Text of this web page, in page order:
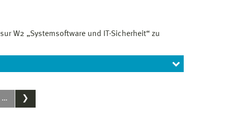
for the scientific equipment and the
der Informatik, pädagogischer
durch eine Promotion nachgewiesen ist.
W2 „Systemsoftware und IT-Sicherheit“ zu
… ❯